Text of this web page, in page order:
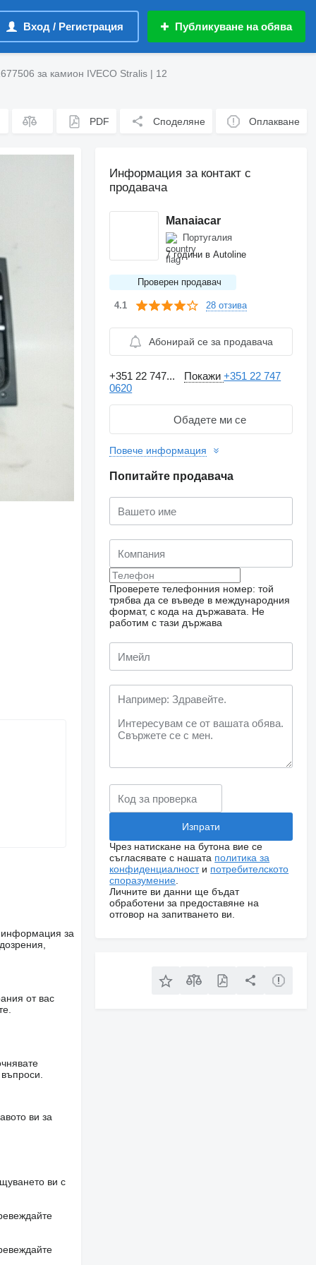
Вход / Регистрация Публикуване на обява
за камион IVECO Stralis | 12
PDF Споделяне Оплакване
информация за
от вас
ви за
ви с
Информация за контакт с
продавача
Manaiacar
Португалия
7 години в Autoline
Проверен продавач
4.1 28 отзива
Абонирай се за продавача
+351 22 747... Покажи+351 22 747
0620
Обадете ми се
Повече информация
Попитайте продавача
Проверете телефонния номер: той
трябва да се въведе в международния
формат, с кода на държавата.
Не
работим с тази държава
Чрез натискане на бутона вие се
съгласявате с нашата политика за
конфиденциалности потребителското
споразумение
Личните ви данни ще бъдат
обработени за предоставяне на
отговор на запитването ви.